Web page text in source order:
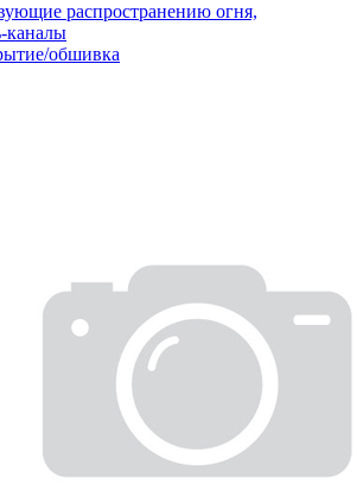
распространению огня,
каналы
обшивка